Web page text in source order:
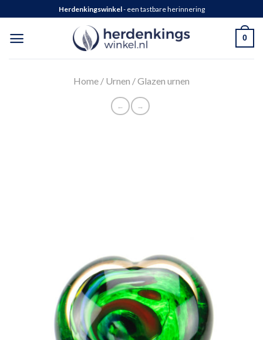
Herdenkingswinkel- een tastbare herinnering
0
Home / Urnen /Glazen urnen
← →